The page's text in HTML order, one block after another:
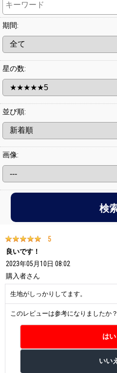
期間:
星の数:
並び順:
画像:
5
良いです！
2023年05月10日 08:02
購入者さん
生地がしっかりしてます。
このレビューは参考になりましたか？